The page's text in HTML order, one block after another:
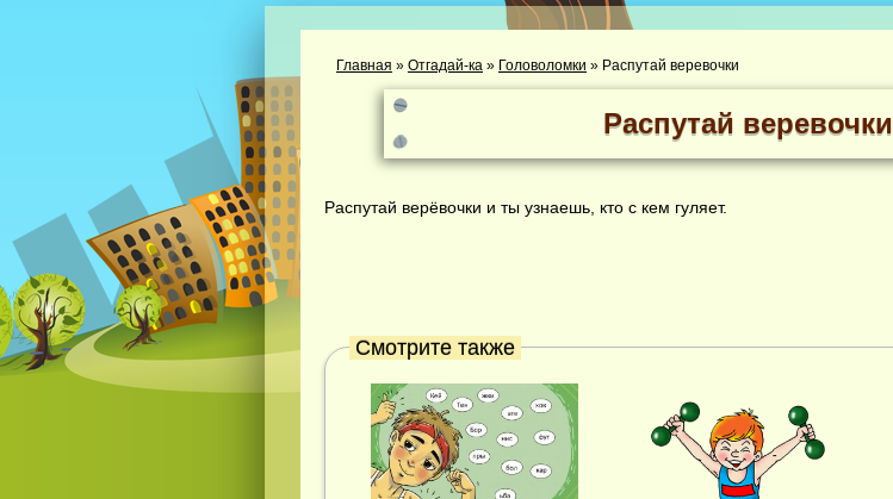
Главная » Отгадай-ка » Головоломки » Распутай веревочки
Распутай веревочки
Распутай верёвочки и ты узнаешь, кто с кем гуляет.
Смотрите также